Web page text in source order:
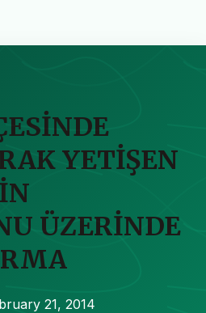
YETİŞEN
ÜZERİNDE
21, 2014